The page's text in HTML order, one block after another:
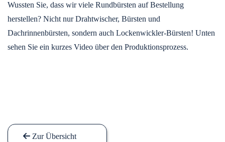
Wussten Sie, dass wir viele Rundbürsten auf Bestellung
herstellen? Nicht nur Drahtwischer, Bürsten und
Dachrinnenbürsten, sondern auch Lockenwickler-Bürsten! Unten
sehen Sie ein kurzes Video über den Produktionsprozess.
Zur Übersicht